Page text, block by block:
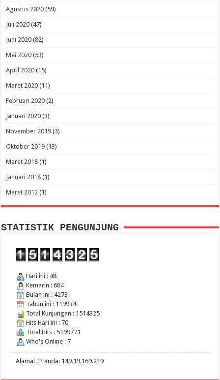
Agustus 2020 (59)
Juli 2020 (47)
Juni 2020 (82)
Mei 2020 (53)
April 2020 (15)
Maret 2020 (11)
Februari 2020 (2)
Januari 2020 (3)
November 2019 (3)
Oktober 2019 (13)
Maret 2018 (1)
Januari 2018 (1)
Maret 2012 (1)
STATISTIK PENGUNJUNG
Hari ini : 48
Kemarin : 684
Bulan ini : 4273
Tahun ini : 119934
Total Kunjungan : 1514325
Hits Hari ini : 70
Total Hits : 5199771
Who's Online : 7
Alamat IP anda: 149.19.169.219